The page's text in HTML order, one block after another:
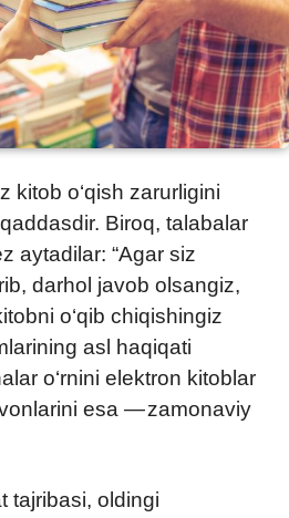
kitob o‘qish zarurligini
Biroq, talabalar
aytadilar: “Agar siz
darhol javob olsangiz,
o‘qib chiqishingiz
asl haqiqati
o‘rnini elektron kitoblar
esa — zamonaviy
tajribasi, oldingi